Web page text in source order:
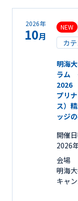
2026年
10月
NEW
カ
明海
ラム
2026
プリ
ス）
ッジ
開催
2026
会場
明海
キャ